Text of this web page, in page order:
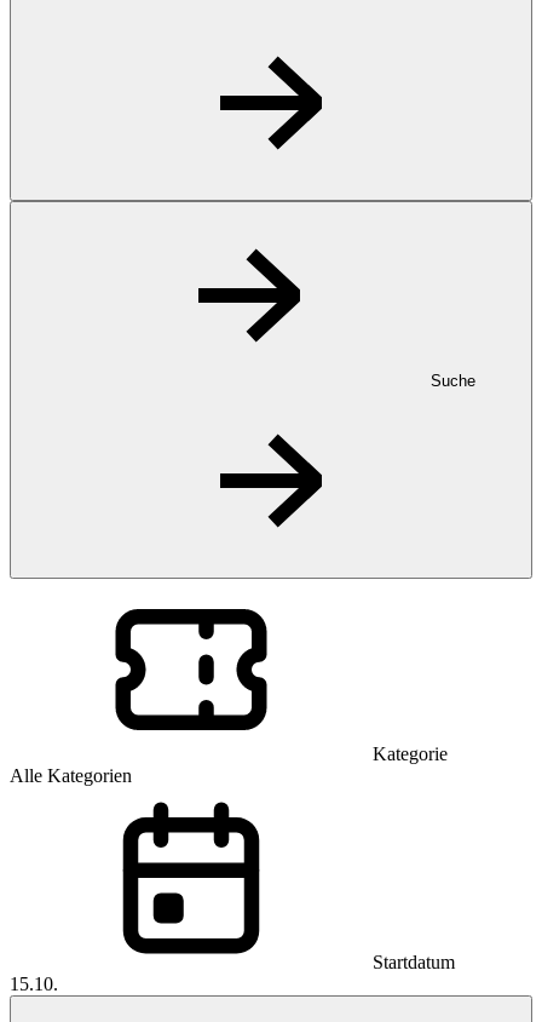
Suche
Kategorie
Alle Kategorien
Startdatum
15.10.